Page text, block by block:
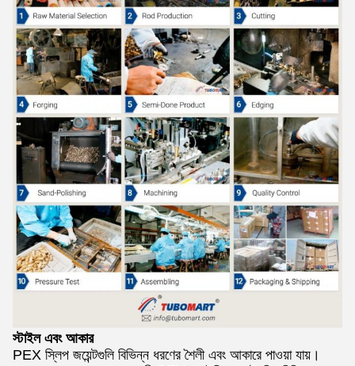
স্টাইল এবং আকার
PEX স্লিপ জয়েন্টগুলি বিভিন্ন ধরণের শৈলী এবং আকারে পাওয়া যায়।